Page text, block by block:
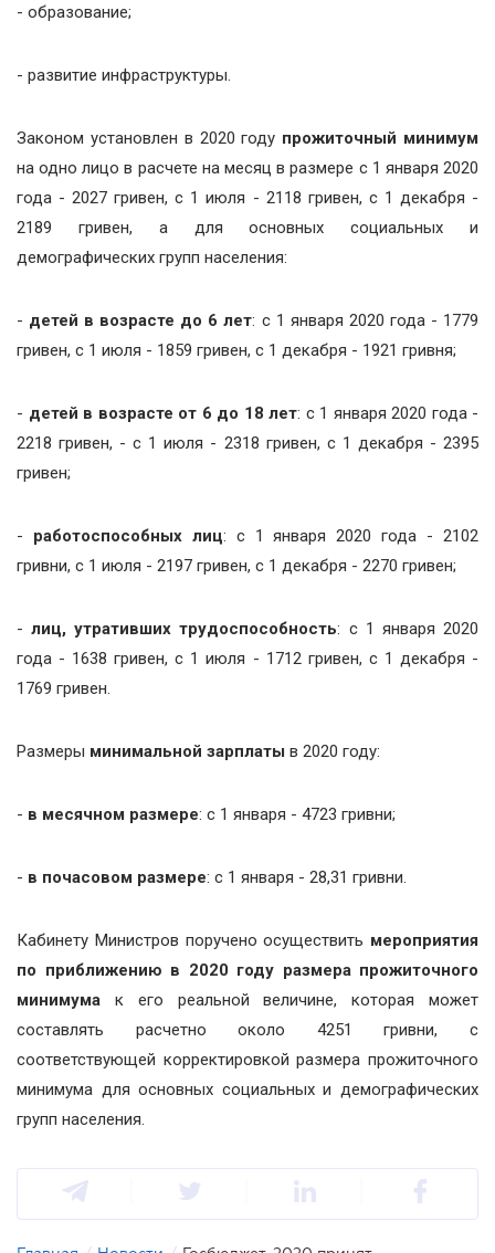
- образование;
- развитие инфраструктуры.
Законом установлен в 2020 году прожиточный минимум
на одно лицо в расчете на месяц в размере с 1 января 2020
года - 2027 гривен, с 1 июля - 2118 гривен, с 1 декабря -
2189 гривен, а для основных социальных и
демографических групп населения:
- детей в возрасте до 6 лет: с 1 января 2020 года - 1779
гривен, с 1 июля - 1859 гривен, с 1 декабря - 1921 гривня;
- детей в возрасте от 6 до 18 лет: с 1 января 2020 года -
2218 гривен, - с 1 июля - 2318 гривен, с 1 декабря - 2395
гривен;
- работоспособных лиц: с 1 января 2020 года - 2102
гривни, с 1 июля - 2197 гривен, с 1 декабря - 2270 гривен;
-лиц, утративших трудоспособность: с 1 января 2020
года - 1638 гривен, с 1 июля - 1712 гривен, с 1 декабря -
1769 гривен.
Размеры минимальной зарплаты в 2020 году:
- в месячном размере: с 1 января - 4723 гривни;
- в почасовом размере: с 1 января - 28,31 гривни.
Кабинету Министров поручено осуществить мероприятия
по приближению в 2020 году размера прожиточного
минимума к его реальной величине, которая может
составлять расчетно около 4251 гривни, с
соответствующей корректировкой размера прожиточного
минимума для основных социальных и демографических
групп населения.